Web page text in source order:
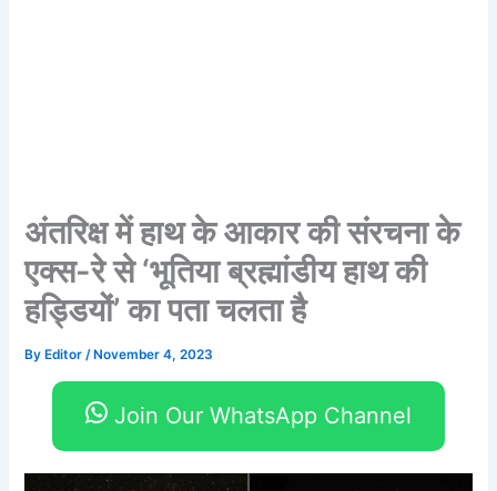
अंतरिक्ष में हाथ के आकार की संरचना के
एक्स-रे से ‘भूतिया ब्रह्मांडीय हाथ की
हड्डियों’ का पता चलता है
By Editor/ November 4, 2023
Join Our WhatsApp Channel